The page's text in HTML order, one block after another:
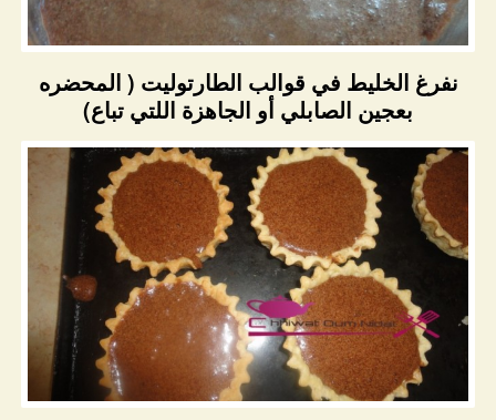
نفرغ الخليط في قوالب الطارتوليت ( المحضره
بعجين الصابلي أو الجاهزة اللتي تباع)